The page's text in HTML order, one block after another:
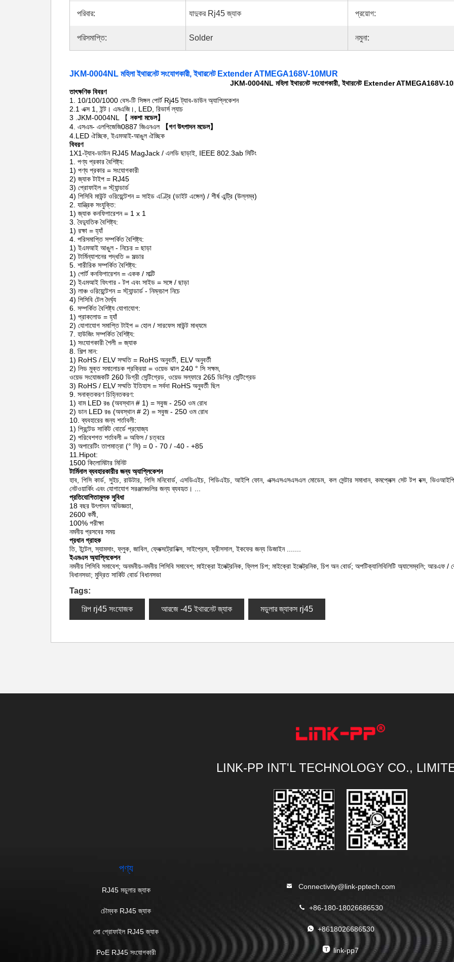
পরিবার: যাদুকর Rj45 জ্যাক প্রয়োগ:
পরিসমাপ্তি: Solder নমুনা:
JKM-0004NL মহিলা ইথারনেট সংযোগকারী, ইথারনেট Extender ATMEGA168V-10MUR
JKM-0004NL মহিলা ইথারনেট সংযোগকারী, ইথারনেট Extender ATMEGA168V-
তাৎক্ষণিক বিবরণ
1. 10/100/1000 বেস-টি সিঙ্গল পোর্ট Rj45 ট্যাব-ডাউন অ্যাপ্লিকেশন
2.1 এক্স 1, ইন্ট। এমএজি।, LED, রিভার্স ল্যাচ
3 .JKM-0004NL 【 নকশা মডেল】
4. এসএম- এলপিজেজি0887 জিএনএল
【গণ উৎপাদন মডেল】
4.LED ঐচ্ছিক, ইএমআই-আঙুল ঐচ্ছিক
বিবরণ
1X1-ট্যাব-ডাউন RJ45 MagJack / এলডি ছাড়াই, IEEE 802.3ab মিটিং
1. পণ্য প্রকার বৈশিষ্ট্য:
1) পণ্য প্রকার = সংযোগকারী
2) জ্যাক টাইপ = RJ45
3) প্রোফাইল = স্ট্যান্ডার্ড
4) পিসিবি মাউন্ট ওরিয়েন্টেশন = সাইড এণ্ট্রি (ডাইট এঙ্গেল) / শীর্ষ এন্ট্রি (উল্লম্ব)
2. যান্ত্রিক সংযুক্তি:
1) জ্যাক কনফিগারেশন = 1 x 1
3. বৈদ্যুতিক বৈশিষ্ট্য:
1) রক্ষা = হ্যাঁ
4. পরিসমাপ্তি সম্পর্কিত বৈশিষ্ট্য:
1) ইএমআই আঙুল - নিচের = ছাড়া
2) টার্মিন্যাশনের পদ্ধতি = সল্ডার
5. শারীরিক সম্পর্কিত বৈশিষ্ট্য:
1) পোর্ট কনফিগারেশন = একক / মাল্টি
2) ইএমআই ফিংগার - টপ এবং সাইড = সঙ্গে / ছাড়া
3) লাঞ্চ ওরিয়েন্টেশন = স্ট্যান্ডার্ড - নিম্নচাপ নিচে
4) পিসিবি টেল দৈর্ঘ্য
6. সম্পর্কিত বৈশিষ্ট্য যোগাযোগ:
1) প্রাকলোড = হ্যাঁ
2) যোগাযোগ সমাপ্তি টাইপ = হোল / সারফেস মাউন্ট মাধ্যমে
7. হাউজিং সম্পর্কিত বৈশিষ্ট্য:
1) সংযোগকারী শৈলী = জ্যাক
8. শিল্প মান:
1) RoHS / ELV সম্মতি = RoHS অনুবর্তী, ELV অনুবর্তী
2) লিড মুক্ত সমালোচক প্রক্রিয়া = ওয়েভ ঝাল 240 ° সি সক্ষম,
ওয়েভ সংযোজকটি 260 ডিগ্রী সেন্টিগ্রেড, ওয়েভ সল্ফারে 265 ডিগ্রি সেন্টিগ্রেড
3) RoHS / ELV সম্মতি ইতিহাস = সর্বদা RoHS অনুবর্তী ছিল
9. সনাক্তকরণ চিহ্নিতকরণ:
1) বাম LED রঙ (অবস্থান # 1) = সবুজ - 250 ওম রোধ
2) ডান LED রঙ (অবস্থান # 2) = সবুজ - 250 ওম রোধ
10. ব্যবহারের জন্য শর্তাবলী:
1) প্রিন্টেড সার্কিট বোর্ডে প্রযোজ্য
2) পরিবেশগত শর্তাবলী = অফিস / চত্বরে
3) অপারেটিং তাপমাত্রা (° সি) = 0 - 70 / -40 - +85
11.Hipot:
1500 কিলোমিটার মিনিট
টার্মিনাল ব্যবহারকারীর জন্য অ্যাপ্লিকেশন
হাব, পিসি কার্ড, সুইচ, রাউটার, পিসি মনিবোর্ড, এসডিএইচ, পিডিএইচ, আইপি ফোন, এক্সএসএসএসএল মোডেম, কল সেন্টার সমাধান, কমপ্লেক্স সেট টপ বক্স,
নেটওয়ার্কিং এবং যোগাযোগ সরঞ্জামগুলির জন্য ব্যবহৃত।
প্রতিযোগিতামূলক সুবিধা
18 বছর উৎপাদন অভিজ্ঞতা,
2600 কর্মী,
100% পরীক্ষা
নমনীয় প্রসবের সময়
প্রধান গ্রাহক
তি, ইন্টেল, স্যামসাং, ফ্লুক, জাবিল, ফ্লেক্সট্রোনিক্স, সাইপ্রেস, ফ্রীসসাল, ইকফের জন্য ডিজাইন .......
ইএমএস অ্যাপ্লিকেশন
নমনীয় পিসিবি সমাবেশ; অনমনীয়-নমনীয় পিসিবি সমাবেশ; মাইক্রো ইলেক্ট্রনিক, ফ্লিপ চিপ; মাইক্রো ইলেক্ট্রনিক, চিপ অন বোর্ড; অপটিক্যালিবিলিটি অ্যাসেম্বলি; আরএফ /
বিধানসভা; মুদ্রিত সার্কিট বোর্ড বিধানসভা
Tags:
শিল্প rj45 সংযোজক আরজে -45 ইথারনেট জ্যাক মডুলার জ্যাকস rj45
LINK-PP INT'L TECHNOLOGY CO.,
পণ্য
RJ45 মডুলার জ্যাক
চৌম্বক RJ45 জ্যাক
লো প্রোফাইল RJ45 জ্যাক
PoE RJ45 সংযোগকারী
Connectivity@link-pptech.com
+86-180-18026686530
+8618026686530
link-pp7